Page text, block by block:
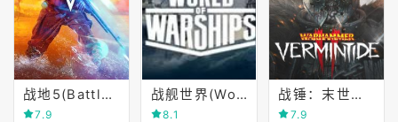
战地5(Battlefield Ⅴ)
7.9
战舰世界(World of Warships)
8.1
战锤：末世鼠疫2(Warhammer)
7.9